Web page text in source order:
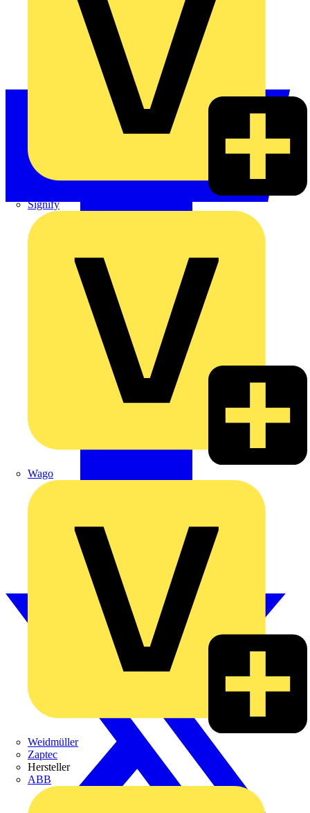
Signify
Wago
Weidmüller
Zaptec
Hersteller
ABB